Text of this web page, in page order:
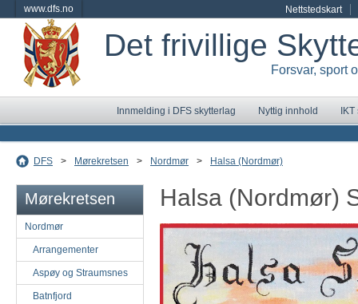
www.dfs.no Nettstedskart
Det frivillige
Forsvar, sport
Innmelding i DFS skytterlag Nyttig innhold
DFS > Mørekretsen > Nordmør > Halsa (Nordmør)
Mørekretsen
Nordmør
Arrangementer
Aspøy og Straumsnes
Batnfjord
Halsa (Nordmør)